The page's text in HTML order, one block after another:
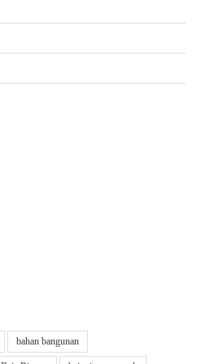
bahan bangunan